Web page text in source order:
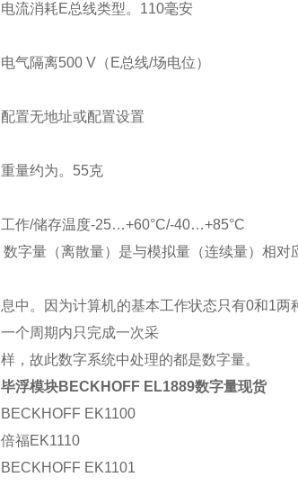
电流消耗E总线类型。110毫安
电气隔离500 V（E总线/场电位）
配置无地址或配置设置
重量约为。55克
工作/储存温度-25…+60°C/-40…+85°C
数字量（离散量）是与模拟量（连续量）相
息中。因为计算机的基本工作状态只有0和1
一个周期内只完成一次采
样，故此数字系统中处理的都是数字量。
毕浮模块BECKHOFF EL1889数字量现货
BECKHOFF EK1100
倍福EK1110
BECKHOFF EK1101